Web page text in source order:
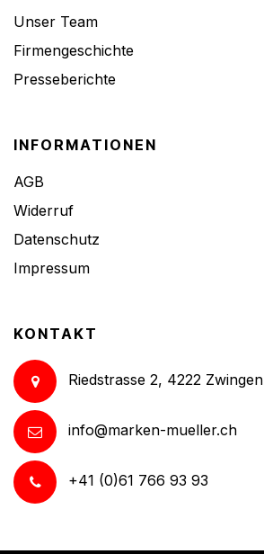
Unser Team
Firmengeschichte
Presseberichte
INFORMATIONEN
AGB
Widerruf
Datenschutz
Impressum
KONTAKT
Riedstrasse 2, 4222 Zwingen
info@marken-mueller.ch
+41 (0)61 766 93 93